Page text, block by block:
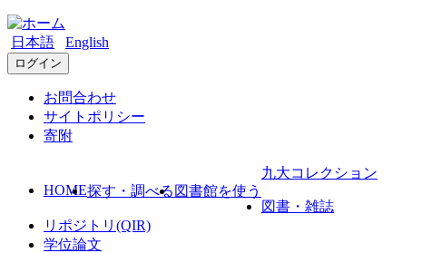
日本語 English
ログイン
お問合わせ
サイトポリシー
寄附
HOME探す・調べる 図書館を使う
九大コレクション
図書・雑誌
リポジトリ(QIR)
学位論文